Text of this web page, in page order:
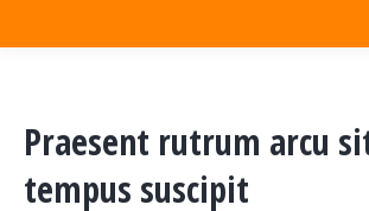
Praesent rutrum arcu
tempus suscipit